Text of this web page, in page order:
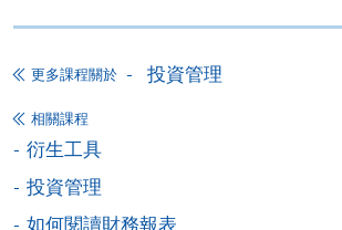
報讀同一學歷頒授課程內其
個別課程為須報讀同一學歷頒授課程及
交下期學費的學員，提供網上服務，如
網上支付可通過「繳費靈」(PPS) (不適
更多課程關於 投資管理
相關課程
衍生工具
投資管理
如何閱讀財務報表